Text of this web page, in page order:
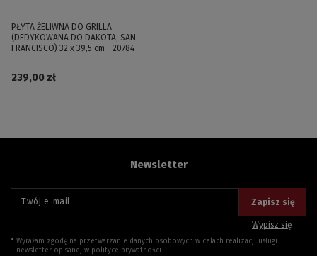
PŁYTA ŻELIWNA DO GRILLA
(DEDYKOWANA DO DAKOTA, SAN
FRANCISCO) 32 x 39,5 cm - 20784
239,00 zł
Newsletter
Twój e-mail Zapisz się
Wypisz się
Wyrażam zgodę na przetwarzanie danych osobowych w celach realizacji usługi
newsletter opisanej w polityce prywatności